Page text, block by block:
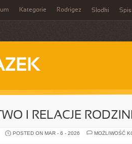
Kategorie Rodrigez Słodki Spis
I RELACJE
POSTED ON MAR - 6 - 2026
MOŻLIWOŚĆ